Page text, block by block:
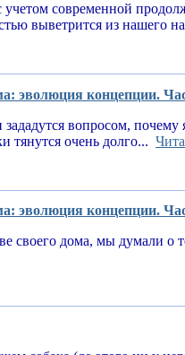
учетом современной
выветрится из нашего
эволюция концепции.
вопросом,
тянутся очень долго...
эволюция концепции.
своего дома, мы думали